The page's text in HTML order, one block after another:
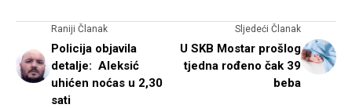
Raniji Članak
Policija objavila
detalje: Aleksić
uhićen noćas u 2,30
sati
Sljedeći Članak
U SKB Mostar prošlog
tjedna rođeno čak 39
beba